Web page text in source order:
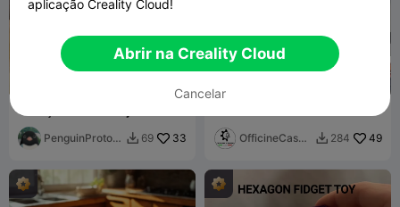
Coleção de Bandejas de
Armazenamento
Empilháveis (10 tamanhos)
PenguinPrototy  69 33
The Ultimate Infill Guide: All
22 Patterns!
OfficineCaspe
 284 49
aplicação Creality Cloud!
Abrir na Creality Cloud
Cancelar